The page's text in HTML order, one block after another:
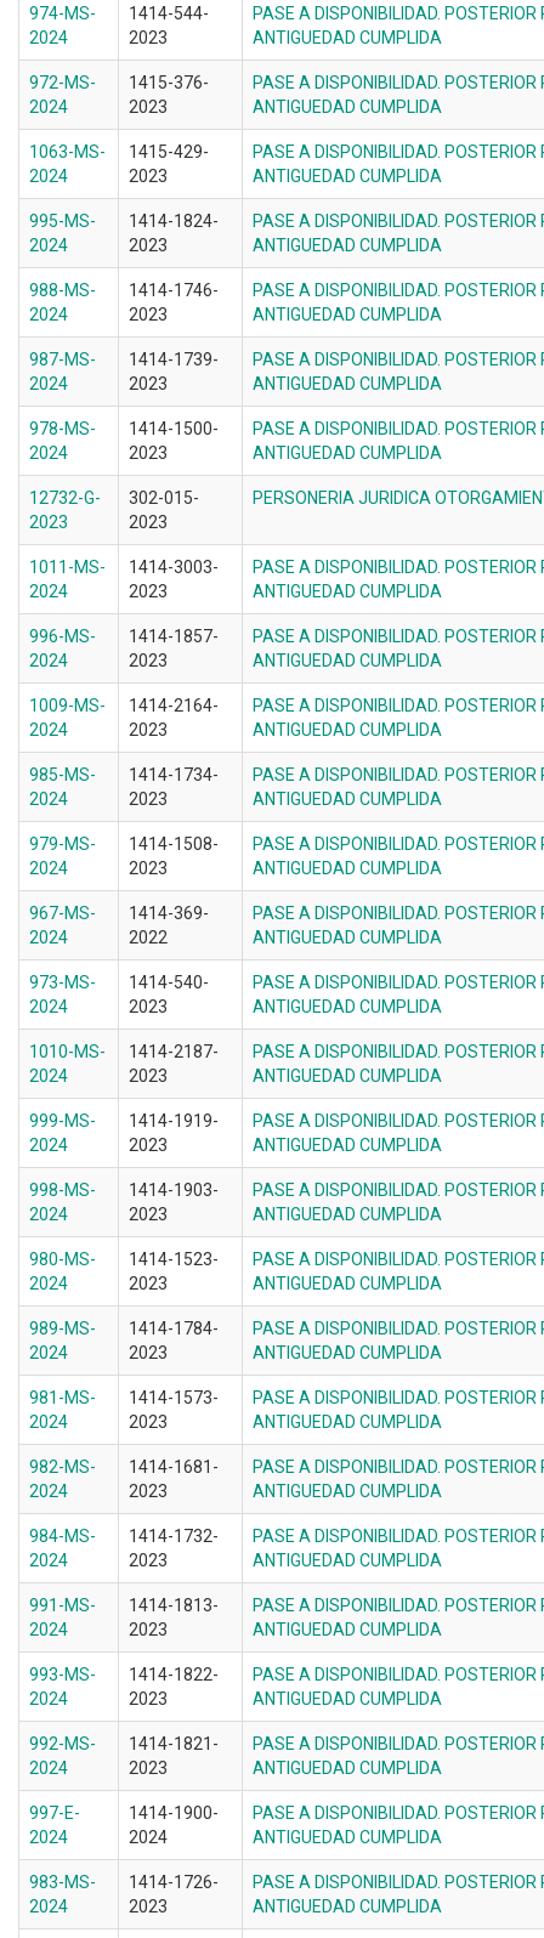
974-MS-
2024
1414-544-
2023
PASE A DISPONIBILIDAD.
ANTIGUEDAD CUMPLIDA
972-MS-
2024
1415-376-
2023
PASE A DISPONIBILIDAD.
ANTIGUEDAD CUMPLIDA
1063-MS-
2024
1415-429-
2023
PASE A DISPONIBILIDAD.
ANTIGUEDAD CUMPLIDA
995-MS-
2024
1414-1824-
2023
PASE A DISPONIBILIDAD.
ANTIGUEDAD CUMPLIDA
988-MS-
2024
1414-1746-
2023
PASE A DISPONIBILIDAD.
ANTIGUEDAD CUMPLIDA
987-MS-
2024
1414-1739-
2023
PASE A DISPONIBILIDAD.
ANTIGUEDAD CUMPLIDA
978-MS-
2024
1414-1500-
2023
PASE A DISPONIBILIDAD.
ANTIGUEDAD CUMPLIDA
12732-G-
2023
302-015-
2023
PERSONERIA JURIDICA
1011-MS-
2024
1414-3003-
2023
PASE A DISPONIBILIDAD.
ANTIGUEDAD CUMPLIDA
996-MS-
2024
1414-1857-
2023
PASE A DISPONIBILIDAD.
ANTIGUEDAD CUMPLIDA
1009-MS-
2024
1414-2164-
2023
PASE A DISPONIBILIDAD.
ANTIGUEDAD CUMPLIDA
985-MS-
2024
1414-1734-
2023
PASE A DISPONIBILIDAD.
ANTIGUEDAD CUMPLIDA
979-MS-
2024
1414-1508-
2023
PASE A DISPONIBILIDAD.
ANTIGUEDAD CUMPLIDA
967-MS-
2024
1414-369-
2022
PASE A DISPONIBILIDAD.
ANTIGUEDAD CUMPLIDA
973-MS-
2024
1414-540-
2023
PASE A DISPONIBILIDAD.
ANTIGUEDAD CUMPLIDA
1010-MS-
2024
1414-2187-
2023
PASE A DISPONIBILIDAD.
ANTIGUEDAD CUMPLIDA
999-MS-
2024
1414-1919-
2023
PASE A DISPONIBILIDAD.
ANTIGUEDAD CUMPLIDA
998-MS-
2024
1414-1903-
2023
PASE A DISPONIBILIDAD.
ANTIGUEDAD CUMPLIDA
980-MS-
2024
1414-1523-
2023
PASE A DISPONIBILIDAD.
ANTIGUEDAD CUMPLIDA
989-MS-
2024
1414-1784-
2023
PASE A DISPONIBILIDAD.
ANTIGUEDAD CUMPLIDA
981-MS-
2024
1414-1573-
2023
PASE A DISPONIBILIDAD.
ANTIGUEDAD CUMPLIDA
982-MS-
2024
1414-1681-
2023
PASE A DISPONIBILIDAD.
ANTIGUEDAD CUMPLIDA
984-MS-
2024
1414-1732-
2023
PASE A DISPONIBILIDAD.
ANTIGUEDAD CUMPLIDA
991-MS-
2024
1414-1813-
2023
PASE A DISPONIBILIDAD.
ANTIGUEDAD CUMPLIDA
993-MS-
2024
1414-1822-
2023
PASE A DISPONIBILIDAD.
ANTIGUEDAD CUMPLIDA
992-MS-
2024
1414-1821-
2023
PASE A DISPONIBILIDAD.
ANTIGUEDAD CUMPLIDA
997-E-
2024
1414-1900-
2024
PASE A DISPONIBILIDAD.
ANTIGUEDAD CUMPLIDA
983-MS-
2024
1414-1726-
2023
PASE A DISPONIBILIDAD.
ANTIGUEDAD CUMPLIDA